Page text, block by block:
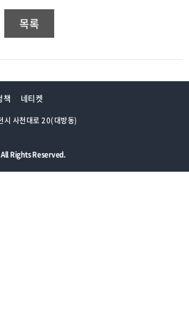
목록
책 네티켓
사천대로 20(대방동)
All Rights Reserved.